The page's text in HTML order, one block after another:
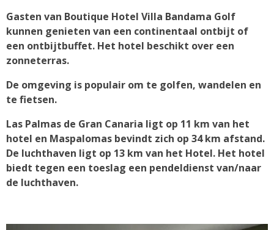
Gasten van Boutique Hotel Villa Bandama Golf
kunnen genieten van een continentaal ontbijt of
een ontbijtbuffet. Het hotel beschikt over een
zonneterras.
De omgeving is populair om te golfen, wandelen en
te fietsen.
Las Palmas de Gran Canaria ligt op 11 km van het
hotel en Maspalomas bevindt zich op 34 km afstand.
De luchthaven ligt op 13 km van het Hotel. Het hotel
biedt tegen een toeslag een pendeldienst van/naar
de luchthaven.